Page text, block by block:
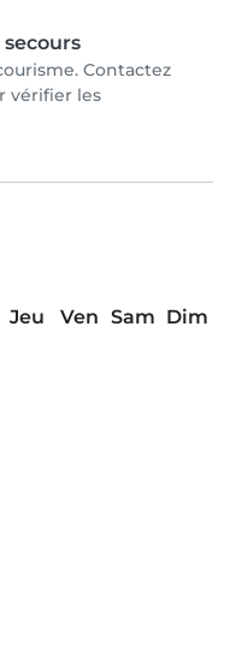
Contactez
vérifier les
Jeu Ven Sam Dim